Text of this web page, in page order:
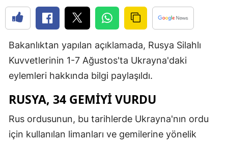
Şırnak
Bartın
Bakanlıktan yapılan açıklamada, Rusya Silahlı
Kuvvetlerinin 1-7 Ağustos'ta Ukrayna'daki
eylemleri hakkında bilgi paylaşıldı.
RUSYA, 34 GEMİYİ VURDU
Rus ordusunun, bu tarihlerde Ukrayna'nın ordu
için kullanılan limanları ve gemilerine yönelik